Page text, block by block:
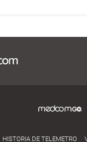
HISTORIA DE TELEMETRO